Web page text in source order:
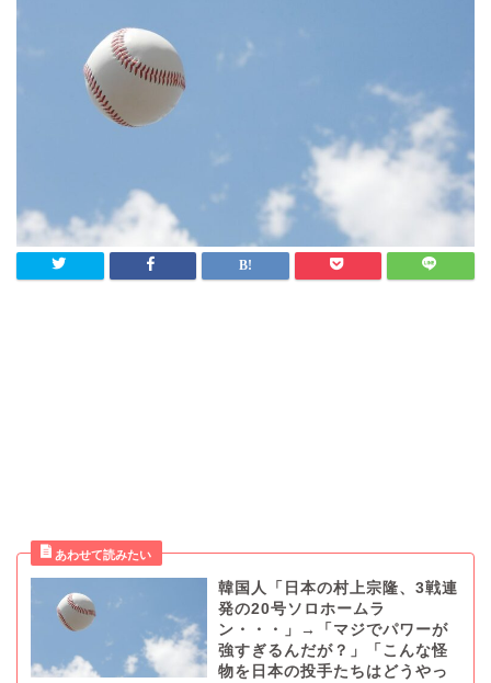
韓国人「日本の村上宗隆、3戦連
発の20号ソロホームラ
ン・・・」→「マジでパワーが
強すぎるんだが？」「こんな怪
物を日本の投手たちはどうやっ